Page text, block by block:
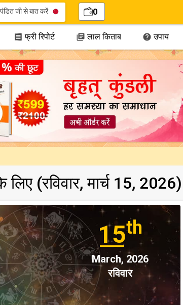
पंडित जी से बात करें 0
 फ्री रिपोर्ट  लाल किताब  उपाय
लिए (रविवार, मार्च 15, 2026)
15th
March, 2026
रविवार